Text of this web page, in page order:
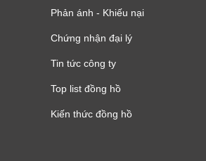
Phản ánh - Khiếu nại
Chứng nhận đại lý
Tin tức công ty
Top list đồng hồ
Kiến thức đồng hồ